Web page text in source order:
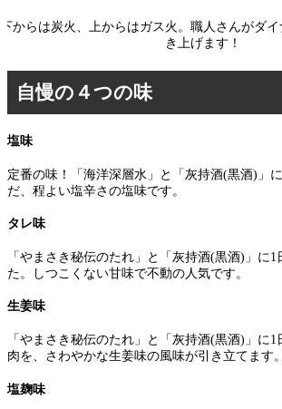
下からは炭火、上からはガス火。職人さんがダイ
き上げます！
自慢の４つの味
塩味
定番の味！「海洋深層水」と「灰持酒(黒酒)」
だ、程よい塩辛さの塩味です。
タレ味
「やまさき秘伝のたれ」と「灰持酒(黒酒)」に1
た。しつこくない甘味で不動の人気です。
生姜味
「やまさき秘伝のたれ」と「灰持酒(黒酒)」に
肉を、さわやかな生姜味の風味が引き立てます。
塩麹味